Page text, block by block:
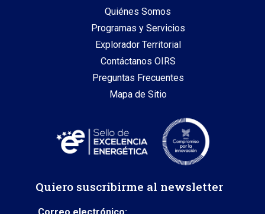
Quiénes Somos
Programas y Servicios
Explorador Territorial
Contáctanos OIRS
Preguntas Frecuentes
Mapa de Sitio
Quiero suscribirme al newsletter